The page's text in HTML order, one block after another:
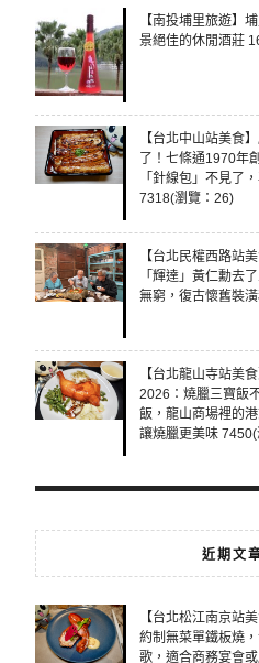
【南投埔里旅遊】
景絕佳的休閒酒莊
【台北中山站美食
了！七條通1970年
「針線包」不見了
7318(瀏覽：26)
【台北民權西路站
「輝達」黃仁勳去
無窮，復古懷舊裝
【台北龍山寺站美
2026：燒臘三寶飯
飯，龍山商場裡的
讓燒臘更美味
近期文
【台北松江南京站
約制無菜單鐵板燒
歌，適合商務宴會